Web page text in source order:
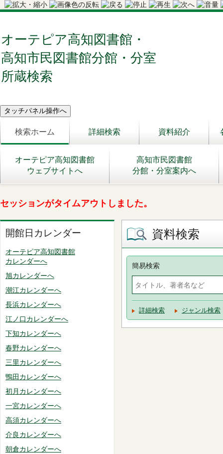
オーテピア高知図書館・
高知市民図書館分館・分室
所蔵検索
検索ホーム 詳細検索 資料紹介
オーテピア高知図書館
ウェブサイトへ
高知市民図書館
分館・分室案内へ
セッションがタイムアウトしました。
開館日カレンダー
オーテピア高知図書館
カレンダーへ
旭カレンダーへ
潮江カレンダーへ
長浜カレンダーへ
江ノ口カレンダーへ
下知カレンダーへ
春野カレンダーへ
三里カレンダーへ
鴨田カレンダーへ
初月カレンダーへ
一宮カレンダーへ
高須カレンダーへ
介良カレンダーへ
朝倉カレンダーへ
資料検索
簡易検索
詳細検索 ジャンル検索